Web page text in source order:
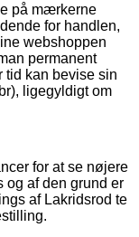
på mærkerne
for handlen,
webshoppen
permanent
tid kan bevise sin
ligegyldigt om
for at se nøjere
og af den grund er
af Lakridsrod te